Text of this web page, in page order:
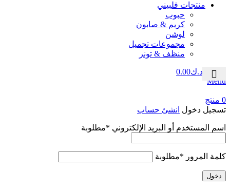
منتجات فلبيني
حبوب
كريم & صابون
لوشن
مجموعات تجميل
منظف & تونر
منتج د.ك0.00
Menu
0 منتج
تسجيل دخول انشئ حساب
اسم المستخدم أو البريد الإلكتروني *مطلوبة
كلمة المرور *مطلوبة
دخول